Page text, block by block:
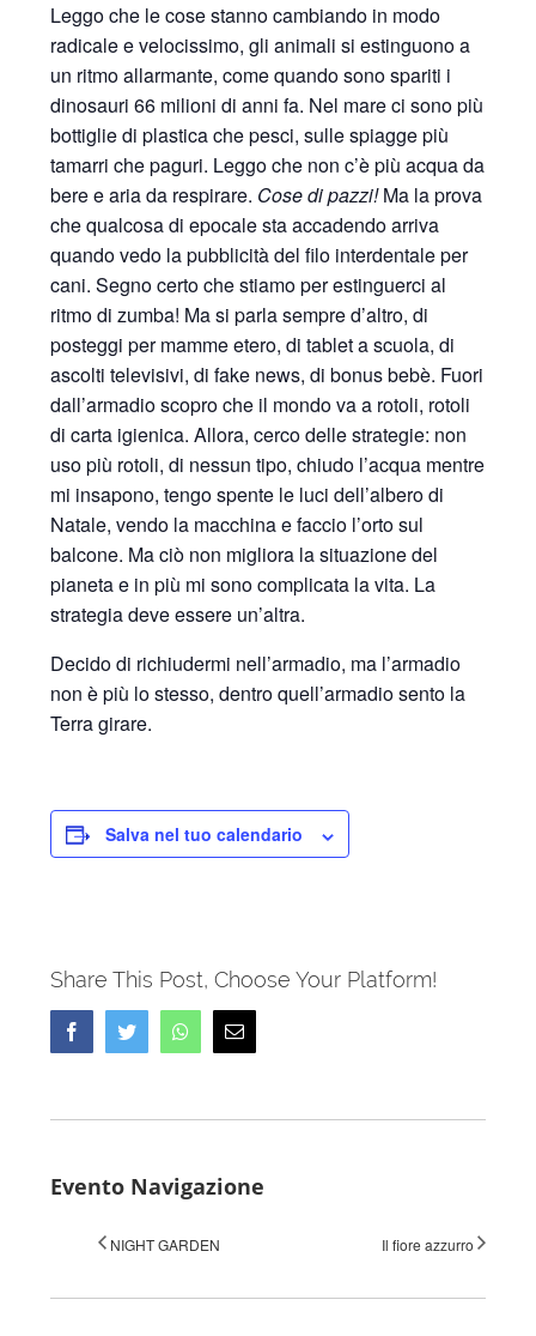
Leggo che le cose stanno cambiando in modo
radicale e velocissimo, gli animali si estinguono a
un ritmo allarmante, come quando sono spariti i
dinosauri 66 milioni di anni fa. Nel mare ci sono più
bottiglie di plastica che pesci, sulle spiagge più
tamarri che paguri. Leggo che non c’è più acqua da
bere e aria da respirare. Cose di pazzi!Ma la prova
che qualcosa di epocale sta accadendo arriva
quando vedo la pubblicità del filo interdentale per
cani. Segno certo che stiamo per estinguerci al
ritmo di zumba! Ma si parla sempre d’altro, di
posteggi per mamme etero, di tablet a scuola, di
ascolti televisivi, di fake news, di bonus bebè. Fuori
dall’armadio scopro che il mondo va a rotoli, rotoli
di carta igienica. Allora, cerco delle strategie: non
uso più rotoli, di nessun tipo, chiudo l’acqua mentre
mi insapono, tengo spente le luci dell’albero di
Natale, vendo la macchina e faccio l’orto sul
balcone. Ma ciò non migliora la situazione del
pianeta e in più mi sono complicata la vita. La
strategia deve essere un’altra.
Decido di richiudermi nell’armadio, ma l’armadio
non è più lo stesso, dentro quell’armadio sento la
Terra girare.
Salva nel tuo calendario
Share This Post, Choose Your Platform!
FacebookTwitter WhatsappEmail
Evento Navigazione
NIGHT GARDEN Il fiore azzurro